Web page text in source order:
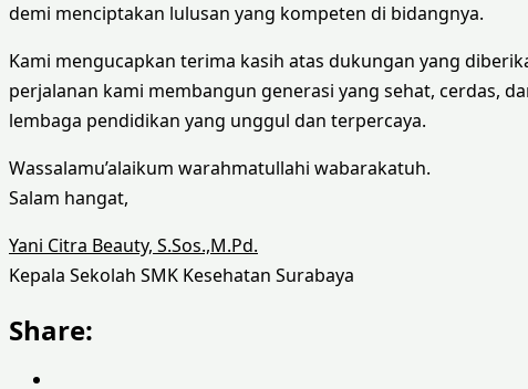
demi menciptakan lulusan yang kompeten di bidangnya.
Kami mengucapkan terima kasih atas dukungan yang
perjalanan kami membangun generasi yang sehat, cerdas,
lembaga pendidikan yang unggul dan terpercaya.
Wassalamu’alaikum warahmatullahi wabarakatuh.
Salam hangat,
Yani Citra Beauty, S.Sos.,M.Pd.
Kepala Sekolah SMK Kesehatan Surabaya
Share: